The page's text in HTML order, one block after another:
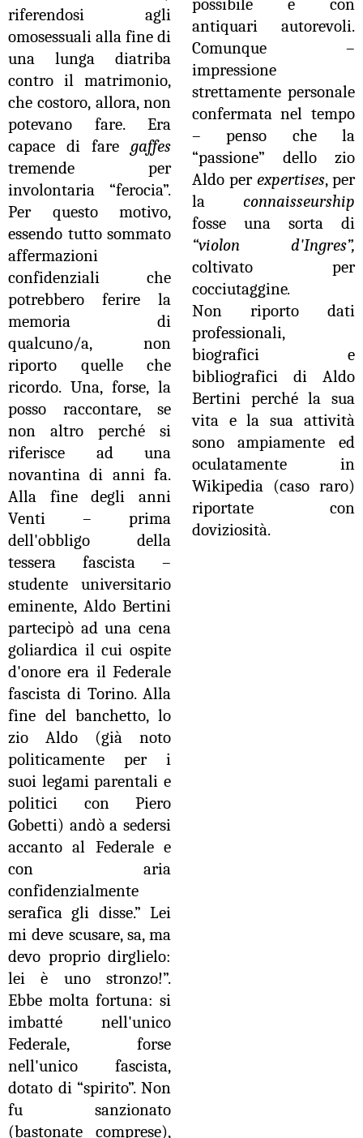
riferendosi agli
omosessuali alla fine di
una lunga diatriba
contro il matrimonio,
che costoro, allora, non
potevano fare. Era
capace di faregaffes
tremende per
involontaria “ferocia”.
Per questo motivo,
essendo tutto sommato
affermazioni
confidenziali che
potrebbero ferire la
memoria di
qualcuno/a, non
riporto quelle che
ricordo. Una, forse, la
posso raccontare, se
non altro perché si
riferisce ad una
novantina di anni fa.
Alla fine degli anni
Venti – prima
dell'obbligo della
tessera fascista –
studente universitario
eminente, Aldo Bertini
partecipò ad una cena
goliardica il cui ospite
d'onore era il Federale
fascista di Torino. Alla
fine del banchetto, lo
zio Aldo (già noto
politicamente per i
suoi legami parentali e
politici con Piero
Gobetti) andò a sedersi
accanto al Federale e
con aria
confidenzialmente
serafica gli disse.” Lei
mi deve scusare, sa, ma
devo proprio dirglielo:
lei è uno stronzo!”.
Ebbe molta fortuna: si
imbatté nell'unico
Federale, forse
nell'unico fascista,
dotato di “spirito”. Non
fu sanzionato
(bastonate comprese),
possibile e con
antiquari autorevoli.
Comunque –
impressione
strettamente personale
confermata nel tempo
– penso che la
“passione” dello zio
Aldo per expertises, per
la connaisseurship
fosse una sorta di
“violon d'Ingres”,
coltivato per
cocciutaggine.
Non riporto dati
professionali,
biografici e
bibliografici di Aldo
Bertini perché la sua
vita e la sua attività
sono ampiamente ed
oculatamente in
Wikipedia (caso raro)
riportate con
doviziosità.